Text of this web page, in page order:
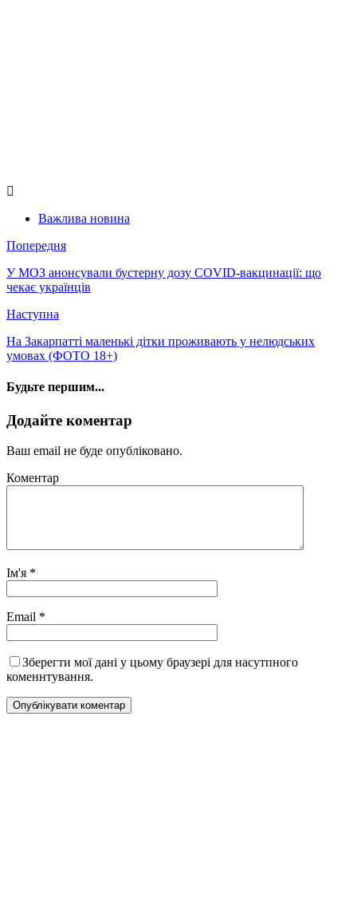
Важлива новина
Попередня
У МОЗ анонсували бустерну дозу COVID-вакцинації: що
чекає українців
Наступна
На Закарпатті маленькі дітки проживають у нелюдських
умовах (ФОТО 18+)
Будьте першим...
Додайте коментар
Ваш email не буде опубліковано.
Коментар
Ім'я *
Email *
Зберегти мої дані у цьому браузері для насутпного
коменнтування.